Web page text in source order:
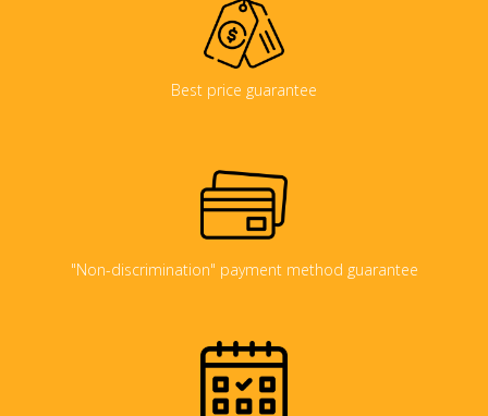
Best price guarantee
"Non-discrimination" payment method guarantee